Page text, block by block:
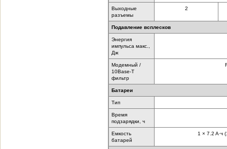
Выходные
разъемы
2
Подавление всплесков
Энергия
импульса макс.,
Дж
Модемный /
10Base-T
фильтр
Батареи
Тип
Время
подзарядки, ч
Емкость
батарей
1 × 7.2 A·ч